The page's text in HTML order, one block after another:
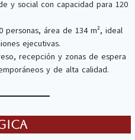
y social con capacidad para 120
personas, área de 134 m², ideal
ejecutivas.
recepción y zonas de espera
y de alta calidad.